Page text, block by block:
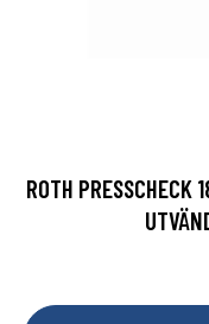
ROTH PRESSCHECK